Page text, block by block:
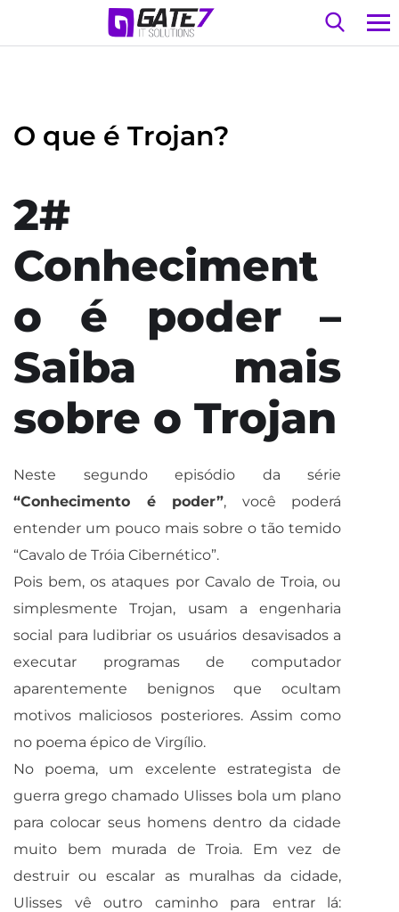
O que é Trojan?
2#
Conheciment
o é poder –
Saiba mais
sobre o Trojan
Neste segundo episódio da série
“Conhecimento é poder”, você poderá
entender um pouco mais sobre o tão temido
“Cavalo de Tróia Cibernético”.
Pois bem, os ataques por Cavalo de Troia, ou
simplesmente Trojan, usam a engenharia
social para ludibriar os usuários desavisados a
executar programas de computador
aparentemente benignos que ocultam
motivos maliciosos posteriores. Assim como
no poema épico de Virgílio.
No poema, um excelente estrategista de
guerra grego chamado Ulisses bola um plano
para colocar seus homens dentro da cidade
muito bem murada de Troia. Em vez de
destruir ou escalar as muralhas da cidade,
Ulisses vê outro caminho para entrar lá: